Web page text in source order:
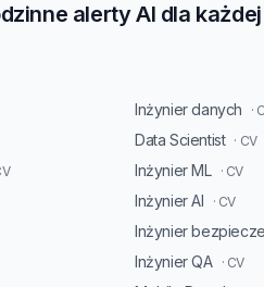
alerty AI dla
Inżynier danych ·
Data Scientist · CV
Inżynier ML · CV
Inżynier AI · CV
Inżynier
Inżynier QA · CV